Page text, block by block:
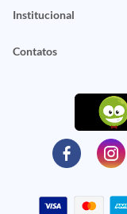
Institucional
Contatos